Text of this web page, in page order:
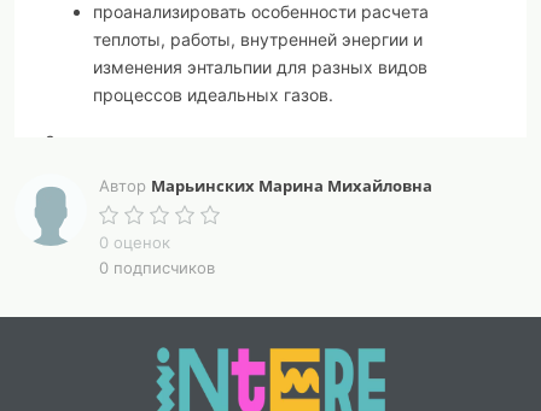
проанализировать особенности расчета
теплоты, работы, внутренней энергии и
изменения энтальпии для разных видов
процессов идеальных газов.
Задания
рассмотреть алгоритм и примеры решения
задач;
решить задачи согласно своему варианту;
Алгоритм решения задач
Автор Марьинских Марина Михайловна
0 оценок
0 подписчиков